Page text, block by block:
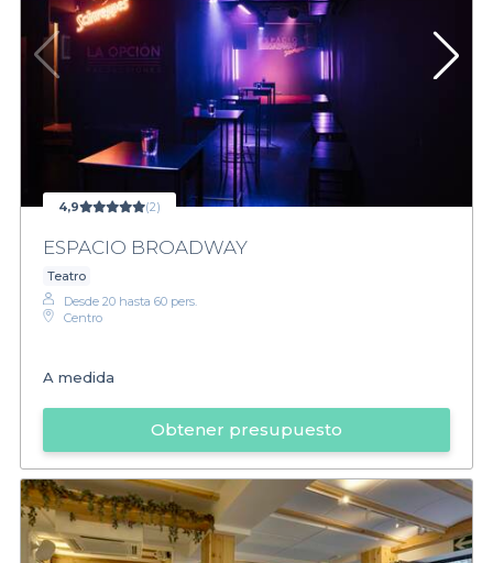
4,9 (2)
ESPACIO BROADWAY
Teatro
Desde 20 hasta 60 pers.
Centro
A medida
Obtener presupuesto